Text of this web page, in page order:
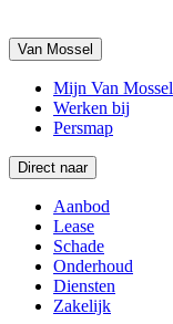
Van Mossel
Mijn Van Mossel
Werken bij
Persmap
Direct naar
Aanbod
Lease
Schade
Onderhoud
Diensten
Zakelijk